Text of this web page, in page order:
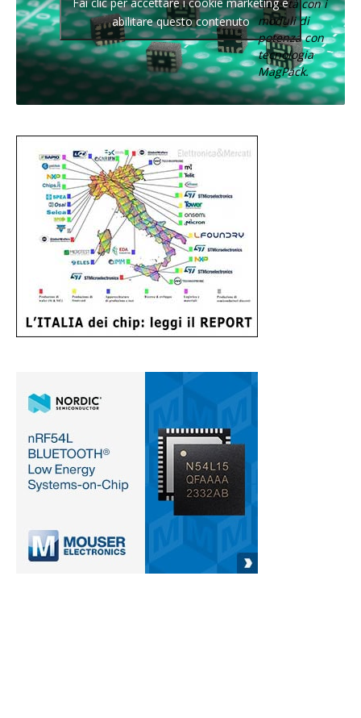
densità con i
moduli di
potenza con
tecnologia
MagPack.
abilitare questo contenuto